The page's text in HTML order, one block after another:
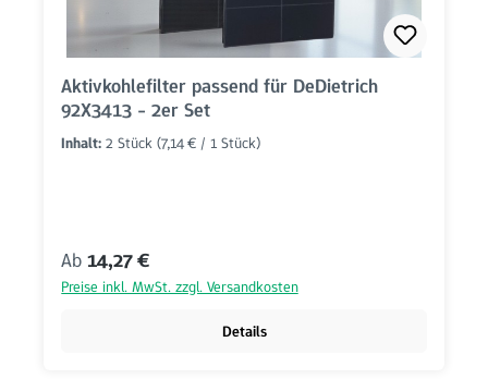
Aktivkohlefilter passend für DeDietrich
92X3413 - 2er Set
Inhalt: 2 Stück (7,14 € / 1 Stück)
Regulärer Preis:
Ab 14,27 €
Preise inkl. MwSt. zzgl. Versandkosten
Details